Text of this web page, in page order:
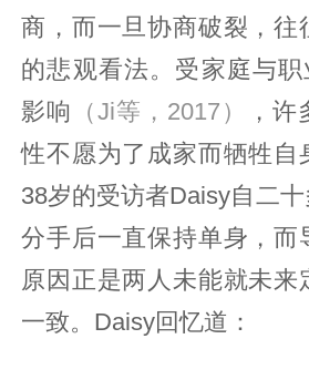
商，而一旦协商破裂，往
的悲观看法。受家庭与职
影响
（Ji等，2017）
，
性不愿为了成家而牺牲自
38岁的受访者Daisy自二
分手后一直保持单身，而
原因正是两人未能就未来
一致。Daisy回忆道：